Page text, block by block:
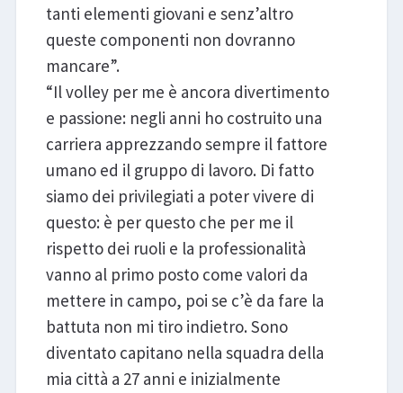
tanti elementi giovani e senz’altro
queste componenti non dovranno
mancare”.
“Il volley per me è ancora divertimento
e passione: negli anni ho costruito una
carriera apprezzando sempre il fattore
umano ed il gruppo di lavoro. Di fatto
siamo dei privilegiati a poter vivere di
questo: è per questo che per me il
rispetto dei ruoli e la professionalità
vanno al primo posto come valori da
mettere in campo, poi se c’è da fare la
battuta non mi tiro indietro. Sono
diventato capitano nella squadra della
mia città a 27 anni e inizialmente